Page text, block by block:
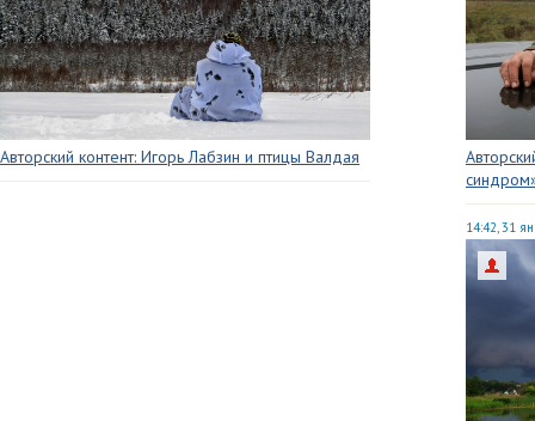
Авторский контент: Игорь Лабзин и птицы Валдая
14:42, 31